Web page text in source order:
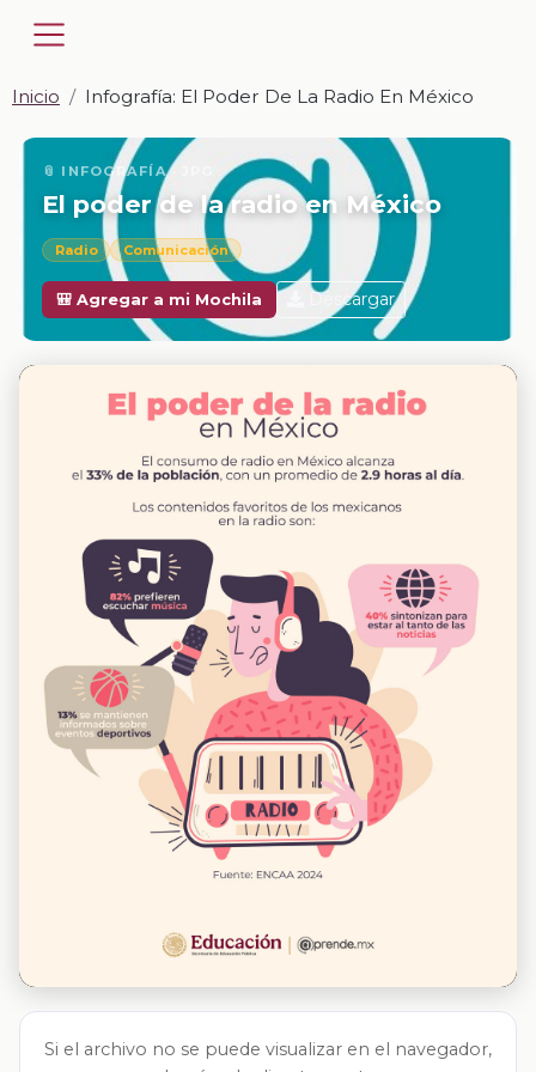
Inicio Infografía: El Poder De La Radio En México
📎 INFOGRAFÍA · JPG
El poder de la radio en México
Radio Comunicación
🎒 Agregar a mi Mochila Descargar
Si el archivo no se puede visualizar en el navegador,